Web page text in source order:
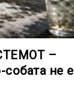
–
собата не е